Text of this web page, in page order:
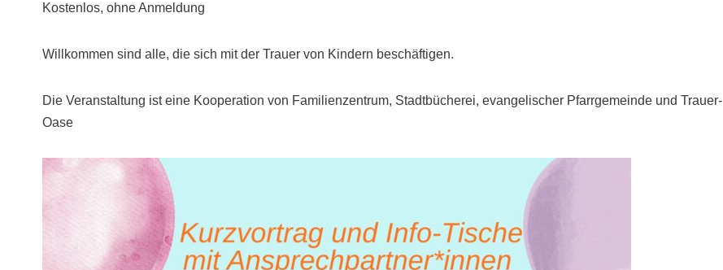
Kostenlos, ohne Anmeldung
Willkommen sind alle, die sich mit der Trauer von Kindern beschäftigen.
Die Veranstaltung ist eine Kooperation von Familienzentrum, Stadtbücherei, evangelischer Pfarrgemeinde und Trauer-
Oase